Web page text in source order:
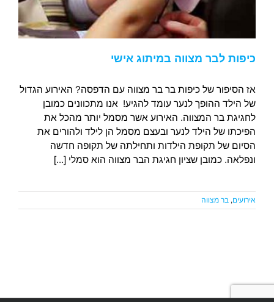
כיפות לבר מצווה במיתוג אישי
אז הסיפור של כיפות בר בר מצווה עם הדפסה? האירוע הגדול
של הילד ההופך לנער עומד להגיע! אנו מתכוונים כמובן
לחגיגת בר המצווה. האירוע אשר מסמל יותר מהכל את
הפיכתו של הילד לנער ובעצם מסמל הן לילד ולהורים את
הסיום של תקופת הילדות ותחילתה של תקופה חדשה
ונפלאה. כמובן שציון חגיגת הבר מצווה הוא סמלי [...]
אירועים, בר מצווה